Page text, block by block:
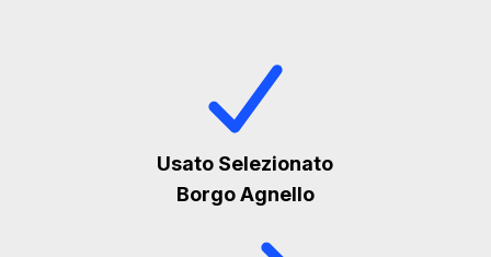
Usato Selezionato
Borgo Agnello